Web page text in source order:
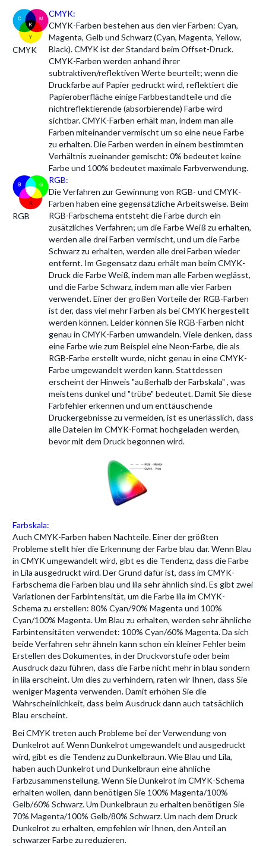
CMYK
CMYK:
CMYK-Farben bestehen aus den vier Farben: Cyan,
Magenta, Gelb und Schwarz (Cyan, Magenta, Yellow,
Black). CMYK ist der Standard beim Offset-Druck.
CMYK-Farben werden anhand ihrer
subtraktiven/reflektiven Werte beurteilt; wenn die
Druckfarbe auf Papier gedruckt wird, reflektiert die
Papieroberfläche einige Farbbestandteile und die
nichtreflektierende (absorbierende) Farbe wird
sichtbar. CMYK-Farben erhält man, indem man alle
Farben miteinander vermischt um so eine neue Farbe
zu erhalten. Die Farben werden in einem bestimmten
Verhältnis zueinander gemischt: 0% bedeutet keine
Farbe und 100% bedeutet maximale Farbverwendung.
RGB
RGB:
Die Verfahren zur Gewinnung von RGB- und CMYK-
Farben haben eine gegensätzliche Arbeitsweise. Beim
RGB-Farbschema entsteht die Farbe durch ein
zusätzliches Verfahren; um die Farbe Weiß zu erhalten,
werden alle drei Farben vermischt, und um die Farbe
Schwarz zu erhalten, werden alle drei Farben wieder
entfernt. Im Gegensatz dazu erhält man beim CMYK-
Druck die Farbe Weiß, indem man alle Farben weglässt,
und die Farbe Schwarz, indem man alle vier Farben
verwendet. Einer der großen Vorteile der RGB-Farben
ist der, dass viel mehr Farben als bei CMYK hergestellt
werden können. Leider können Sie RGB-Farben nicht
genau in CMYK-Farben umwandeln. Viele denken, dass
eine Farbe wie zum Beispiel eine Neon-Farbe, die als
RGB-Farbe erstellt wurde, nicht genau in eine CMYK-
Farbe umgewandelt werden kann. Stattdessen
erscheint der Hinweis "außerhalb der Farbskala" , was
meistens dunkel und "trübe" bedeutet. Damit Sie diese
Farbfehler erkennen und um enttäuschende
Druckergebnisse zu vermeiden, ist es unerlässlich, dass
alle Dateien im CMYK-Format hochgeladen werden,
bevor mit dem Druck begonnen wird.
Farbskala:
Auch CMYK-Farben haben Nachteile. Einer der größten
Probleme stellt hier die Erkennung der Farbe blau dar. Wenn Blau
in CMYK umgewandelt wird, gibt es die Tendenz, dass die Farbe
in Lila ausgedruckt wird. Der Grund dafür ist, dass im CMYK-
Farbschema die Farben blau und lila sehr ähnlich sind. Es gibt zwei
Variationen der Farbintensität, um die Farbe lila im CMYK-
Schema zu erstellen: 80% Cyan/90% Magenta und 100%
Cyan/100% Magenta. Um Blau zu erhalten, werden sehr ähnliche
Farbintensitäten verwendet: 100% Cyan/60% Magenta. Da sich
beide Verfahren sehr ähneln kann schon ein kleiner Fehler beim
Erstellen des Dokumentes, in der Druckvorstufe oder beim
Ausdruck dazu führen, dass die Farbe nicht mehr in blau sondern
in lila erscheint. Um dies zu verhindern, raten wir Ihnen, dass Sie
weniger Magenta verwenden. Damit erhöhen Sie die
Wahrscheinlichkeit, dass beim Ausdruck dann auch tatsächlich
Blau erscheint.
Bei CMYK treten auch Probleme bei der Verwendung von
Dunkelrot auf. Wenn Dunkelrot umgewandelt und ausgedruckt
wird, gibt es die Tendenz zu Dunkelbraun. Wie Blau und Lila,
haben auch Dunkelrot und Dunkelbraun eine ähnliche
Farbzusammenstellung. Wenn Sie Dunkelrot im CMYK-Schema
erhalten wollen, dann benötigen Sie 100% Magenta/100%
Gelb/60% Schwarz. Um Dunkelbraun zu erhalten benötigen Sie
70% Magenta/100% Gelb/80% Schwarz. Um nach dem Druck
Dunkelrot zu erhalten, empfehlen wir Ihnen, den Anteil an
schwarzer Farbe zu reduzieren.